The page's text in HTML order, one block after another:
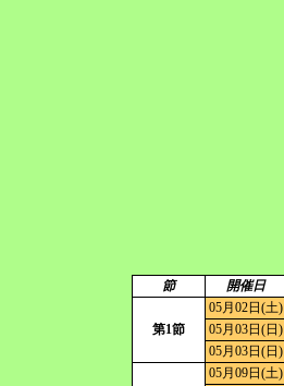
節 開催日
第1節
05月02日(土)
05月03日(日)
05月03日(日)
05月09日(土)